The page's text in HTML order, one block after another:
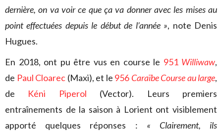
dernière, on va voir ce que ça va donner avec les mises au
point effectuées depuis le début de l’année », note Denis
Hugues.
En 2018, ont pu être vus en course le 951 Williwaw,
de Paul Cloarec (Maxi), et le 956 Caraïbe Course au large,
de Kéni Piperol (Vector). Leurs premiers
entraînements de la saison à Lorient ont visiblement
apporté quelques réponses : « Clairement, ils